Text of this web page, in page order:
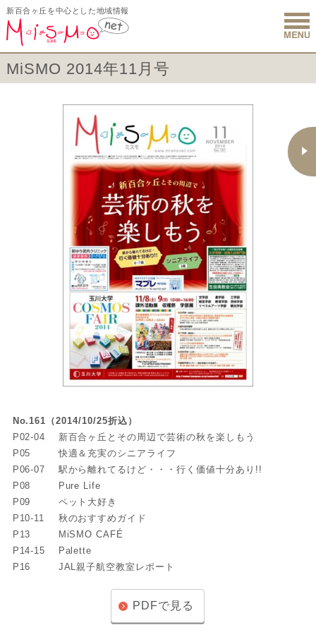
新百合ヶ丘を中心とした地域情報
新百合ヶ
MiSMO 2014年11月号
No.161（2014/10/25折込）
P02-04
新百合ヶ丘とその周辺で芸術の秋を楽しもう
P05
快適＆充実のシニアライフ
P06-07
駅から離れてるけど・・・行く価値十分あり!!
P08
Pure Life
P09
ペット大好き
P10-11
秋のおすすめガイド
P13
MiSMO CAFÉ
P14-15
Palette
P16
JAL親子航空教室レポート
PDFで見る